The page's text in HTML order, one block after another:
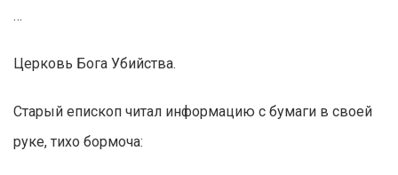
…
Церковь Бога Убийства.
Старый епископ читал информацию с бумаги в своей
руке, тихо бормоча: